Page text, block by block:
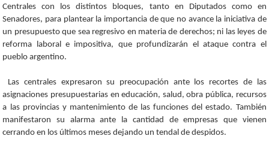
Centrales con los distintos bloques, tanto en Diputados como en
Senadores, para plantear la importancia de que no avance la iniciativa de
un presupuesto que sea regresivo en materia de derechos; ni las leyes de
reforma laboral e impositiva, que profundizarán el ataque contra el
pueblo argentino.
Las centrales expresaron su preocupación ante los recortes de las
asignaciones presupuestarias en educación, salud, obra pública, recursos
a las provincias y mantenimiento de las funciones del estado. También
manifestaron su alarma ante la cantidad de empresas que vienen
cerrando en los últimos meses dejando un tendal de despidos.